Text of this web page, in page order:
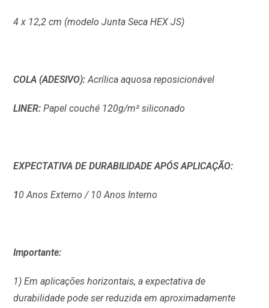
4 x 12,2 cm (modelo Junta Seca HEX JS)
COLA (ADESIVO):Acrílica aquosa reposicionável
LINER:Papel couché 120g/m² siliconado
EXPECTATIVA DE DURABILIDADE APÓS APLICAÇÃO:
10 Anos Externo / 10 Anos Interno
Importante:
1) Em aplicações horizontais, a expectativa de
durabilidade pode ser reduzida em aproximadamente